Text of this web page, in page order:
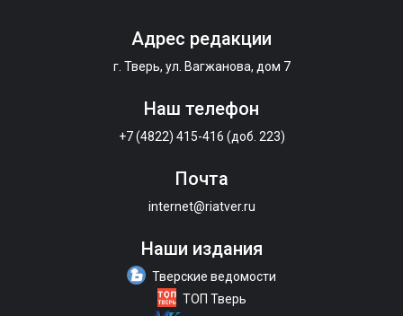
Адрес редакции
г. Тверь, ул. Вагжанова, дом 7
Наш телефон
+7 (4822) 415-416 (доб. 223)
Почта
internet@riatver.ru
Наши издания
Тверские ведомости
ТОП Тверь